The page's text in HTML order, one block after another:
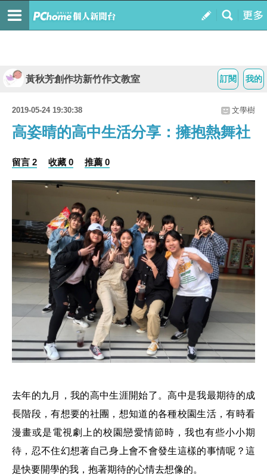
我的
訂閱
黃秋芳創作坊新竹作文教室
2019-05-24 19:30:38 文學樹
高姿晴的高中生活分享：擁抱熱舞社
留言 2 收藏 0 推薦 0
去年的九月，我的高中生涯開始了。高中是我最期待的成
長階段，有想要的社團，想知道的各種校園生活，有時看
漫畫或是電視劇上的校園戀愛情節時，我也有些小小期
待，忍不住幻想著自己身上會不會發生這樣的事情呢？這
是快要開學的我，抱著期待的心情去想像的。